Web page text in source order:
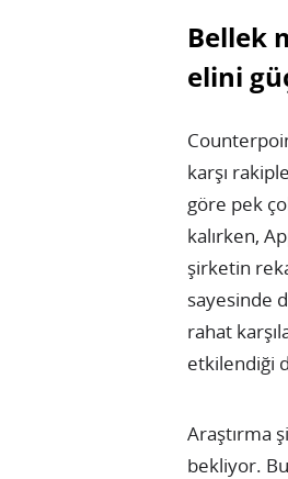
Bellek
elini
karşı
göre pek
kalırken,
şirketin
sayesinde
rahat
etkilendiği
Araştırma
bekliyor.